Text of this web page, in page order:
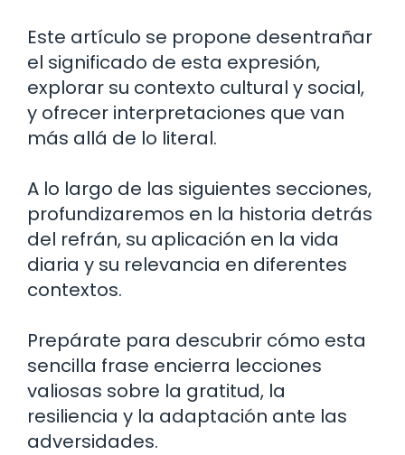
Este artículo se propone desentrañar
el significado de esta expresión,
explorar su contexto cultural y social,
y ofrecer interpretaciones que van
más allá de lo literal.
A lo largo de las siguientes secciones,
profundizaremos en la historia detrás
del refrán, su aplicación en la vida
diaria y su relevancia en diferentes
contextos.
Prepárate para descubrir cómo esta
sencilla frase encierra lecciones
valiosas sobre la gratitud, la
resiliencia y la adaptación ante las
adversidades.